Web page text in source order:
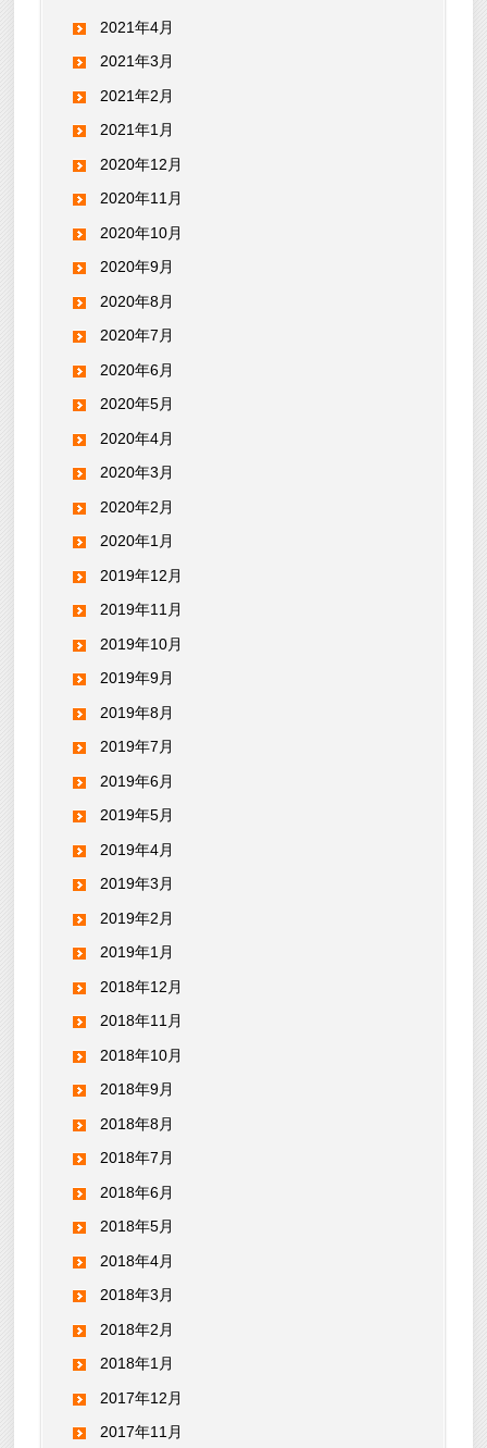
2021年4月
2021年3月
2021年2月
2021年1月
2020年12月
2020年11月
2020年10月
2020年9月
2020年8月
2020年7月
2020年6月
2020年5月
2020年4月
2020年3月
2020年2月
2020年1月
2019年12月
2019年11月
2019年10月
2019年9月
2019年8月
2019年7月
2019年6月
2019年5月
2019年4月
2019年3月
2019年2月
2019年1月
2018年12月
2018年11月
2018年10月
2018年9月
2018年8月
2018年7月
2018年6月
2018年5月
2018年4月
2018年3月
2018年2月
2018年1月
2017年12月
2017年11月